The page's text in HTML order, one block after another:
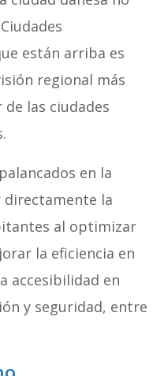
están arriba es
regional más
las ciudades
en la
la
al optimizar
la eficiencia en
accesibilidad en
y seguridad, entre